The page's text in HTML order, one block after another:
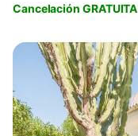
Cancelación GRATUITA